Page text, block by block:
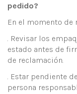
pedido?
En el momento
. Revisar los
estado antes de
de reclamación.
. Estar pendiente
persona